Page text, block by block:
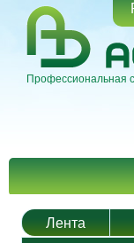
Профессиональная
Главное меню
Лента